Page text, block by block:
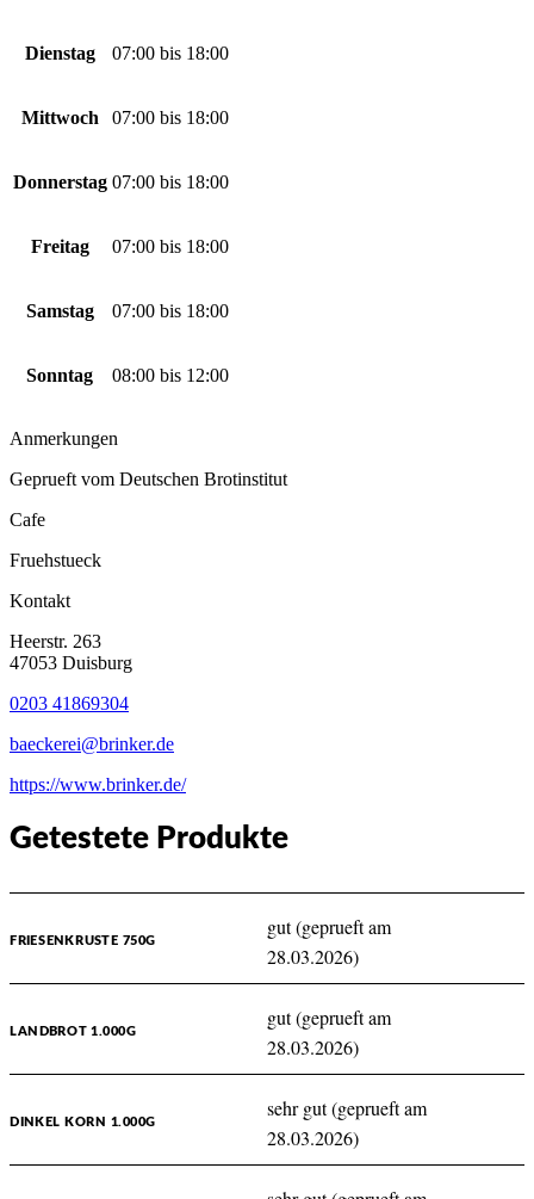
Dienstag 07:00 bis 18:00
Mittwoch 07:00 bis 18:00
Donnerstag 07:00 bis 18:00
Freitag 07:00 bis 18:00
Samstag 07:00 bis 18:00
Sonntag 08:00 bis 12:00
Anmerkungen
Geprueft vom Deutschen Brotinstitut
Cafe
Fruehstueck
Kontakt
Heerstr. 263
47053 Duisburg
0203 41869304
baeckerei@brinker.de
https://www.brinker.de/
Getestete Produkte
FRIESENKRUSTE 750G
gut (geprueft am
28.03.2026)
LANDBROT 1.000G
gut (geprueft am
28.03.2026)
DINKEL KORN 1.000G
sehr gut (geprueft am
28.03.2026)